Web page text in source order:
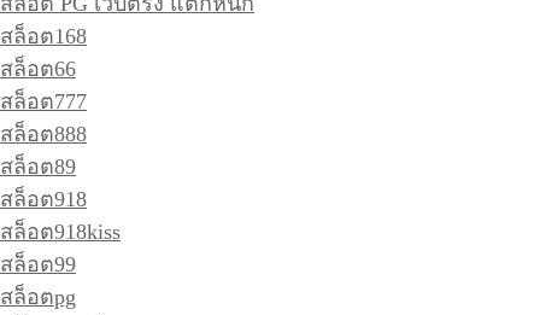
สล็อต168
สล็อต66
สล็อต777
สล็อต888
สล็อต89
สล็อต918
สล็อต918kiss
สล็อต99
สล็อตpg